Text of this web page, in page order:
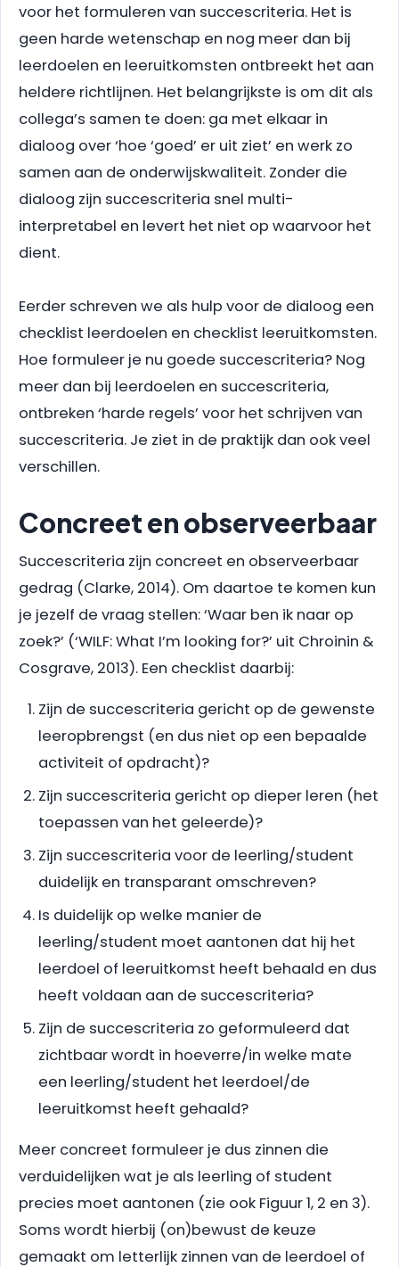
voor het formuleren van succescriteria. Het is
geen harde wetenschap en nog meer dan bij
leerdoelen en leeruitkomsten ontbreekt het aan
heldere richtlijnen. Het belangrijkste is om dit als
collega’s samen te doen: ga met elkaar in
dialoog over ‘hoe ‘goed’ er uit ziet’ en werk zo
samen aan de onderwijskwaliteit. Zonder die
dialoog zijn succescriteria snel multi-
interpretabel en levert het niet op waarvoor het
dient.
Eerder schreven we als hulp voor de dialoog een
checklist leerdoelen en checklist leeruitkomsten.
Hoe formuleer je nu goede succescriteria? Nog
meer dan bij leerdoelen en succescriteria,
ontbreken ‘harde regels’ voor het schrijven van
succescriteria. Je ziet in de praktijk dan ook veel
verschillen.
Concreet en observeerbaar
Succescriteria zijn concreet en observeerbaar
gedrag (Clarke, 2014). Om daartoe te komen kun
je jezelf de vraag stellen: ‘Waar ben ik naar op
zoek?’ (‘WILF: What I’m looking for?’ uit Chroinin &
Cosgrave, 2013). Een checklist daarbij:
Zijn de succescriteria gericht op de gewenste
leeropbrengst (en dus niet op een bepaalde
activiteit of opdracht)?
Zijn succescriteria gericht op dieper leren (het
toepassen van het geleerde)?
Zijn succescriteria voor de leerling/student
duidelijk en transparant omschreven?
Is duidelijk op welke manier de
leerling/student moet aantonen dat hij het
leerdoel of leeruitkomst heeft behaald en dus
heeft voldaan aan de succescriteria?
Zijn de succescriteria zo geformuleerd dat
zichtbaar wordt in hoeverre/in welke mate
een leerling/student het leerdoel/de
leeruitkomst heeft gehaald?
Meer concreet formuleer je dus zinnen die
verduidelijken wat je als leerling of student
precies moet aantonen (zie ook Figuur 1, 2 en 3).
Soms wordt hierbij (on)bewust de keuze
gemaakt om letterlijk zinnen van de leerdoel of